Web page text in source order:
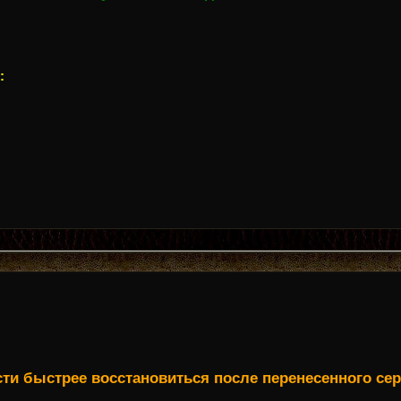
быстрее восстановиться после перенесенного